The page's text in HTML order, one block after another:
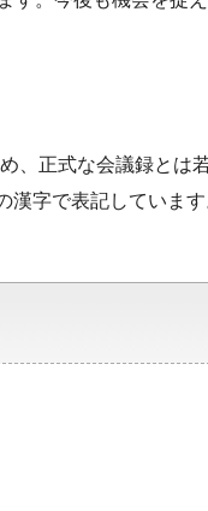
、正式な会議録とは
漢字で表記しています